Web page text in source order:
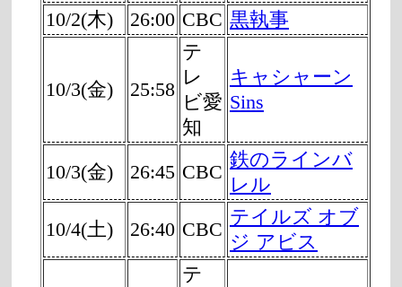
10/2(木)
26:00 CBC 黒執事
10/3(金) 25:58
テ
レ
ビ愛
知
キャシャーン
Sins
10/3(金) 26:45 CBC
鉄のラインバ
レル
10/4(土)
26:40 CBC
テイルズ オブ
ジ アビス
テ